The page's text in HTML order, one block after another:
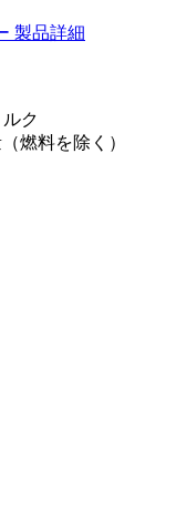
製品詳細
ク
燃料を除く）